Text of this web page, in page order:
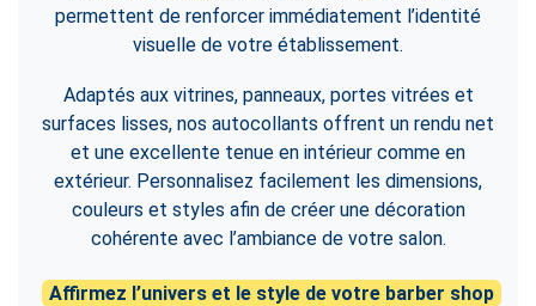
permettent de renforcer immédiatement l’identité
visuelle de votre établissement.
Adaptés aux vitrines, panneaux, portes vitrées et
surfaces lisses, nos autocollants offrent un rendu net
et une excellente tenue en intérieur comme en
extérieur. Personnalisez facilement les dimensions,
couleurs et styles afin de créer une décoration
cohérente avec l’ambiance de votre salon.
Affirmez l’univers et le style de votre barber shop